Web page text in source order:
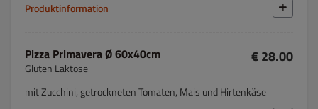
Produktinformation
Pizza Primavera Ø 60x40cm
Gluten Laktose
€ 28.00
mit Zucchini, getrockneten Tomaten, Mais und Hirtenkäse